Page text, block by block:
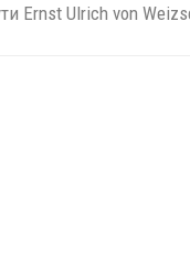
Ernst Ulrich von